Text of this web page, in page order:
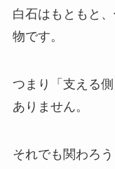
白石はもともと
物です。
つまり「支える
ありません。
それでも関わろう